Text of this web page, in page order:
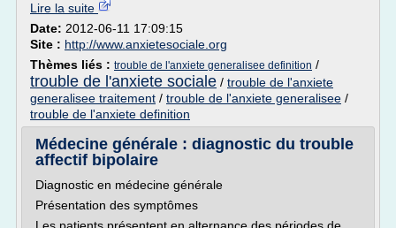
Lire la suite
Date: 2012-06-11 17:09:15
Site : http://www.anxietesociale.org
Thèmes liés : trouble de l'anxiete generalisee definition /
trouble de l'anxiete sociale / trouble de l'anxiete
generalisee traitement / trouble de l'anxiete generalisee /
trouble de l'anxiete definition
Médecine générale : diagnostic du trouble
affectif bipolaire
Diagnostic en médecine générale
Présentation des symptômes